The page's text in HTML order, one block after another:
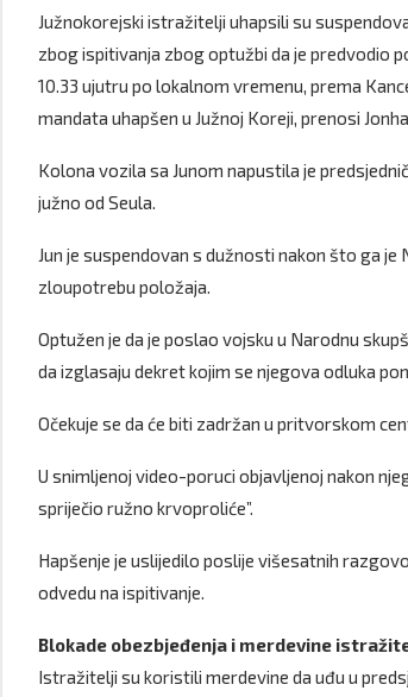
Južnokorejski istražitelji uhapsili su
zbog ispitivanja zbog optužbi da je predvodio
10.33 ujutru po lokalnom vremenu, prema
mandata uhapšen u Južnoj Koreji, prenosi
Kolona vozila sa Junom napustila je
južno od Seula.
Jun je suspendovan s dužnosti nakon što ga
zloupotrebu položaja.
Optužen je da je poslao vojsku u Narodnu
da izglasaju dekret kojim se njegova odluka
Očekuje se da će biti zadržan u pritvorskom
U snimljenoj video-poruci objavljenoj nakon
spriječio ružno krvoproliće”.
Hapšenje je uslijedilo poslije višesatnih
odvedu na ispitivanje.
Blokade obezbjeđenja i merdevine
Istražitelji su koristili merdevine da uđu u